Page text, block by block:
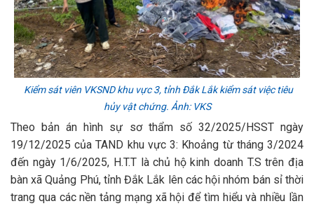
Kiểm sát viên VKSND khu vực 3, tỉnh Đắk Lắk kiểm sát việc tiêu
hủy vật chứng. Ảnh: VKS
Theo bản án hình sự sơ thẩm số 32/2025/HSST ngày
19/12/2025 của TAND khu vực 3: Khoảng từ tháng 3/2024
đến ngày 1/6/2025, H.T.T là chủ hộ kinh doanh T.S trên địa
bàn xã Quảng Phú, tỉnh Đắk Lắk lên các hội nhóm bán sỉ thời
trang qua các nền tảng mạng xã hội để tìm hiểu và nhiều lần